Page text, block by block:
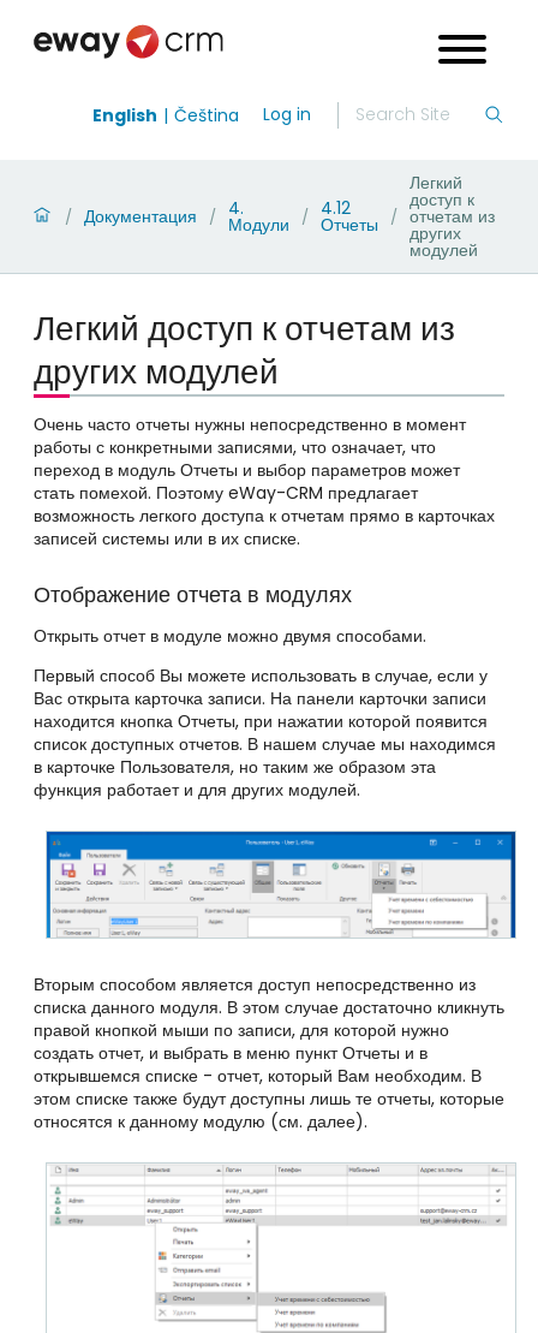
English Čeština Log in
/ Документация / 4.
Модули / 4.12
Отчеты /
Легкий
доступ к
отчетам из
других
модулей
Легкий доступ к отчетам из
других модулей
Очень часто отчеты нужны непосредственно в момент
работы с конкретными записями, что означает, что
переход в модуль Отчеты и выбор параметров может
стать помехой. Поэтому eWay-CRM предлагает
возможность легкого доступа к отчетам прямо в карточках
записей системы или в их списке.
Отображение отчета в модулях
Открыть отчет в модуле можно двумя способами.
Первый способ Вы можете использовать в случае, если у
Вас открыта карточка записи. На панели карточки записи
находится кнопка Отчеты, при нажатии которой появится
список доступных отчетов. В нашем случае мы находимся
в карточке Пользователя, но таким же образом эта
функция работает и для других модулей.
Вторым способом является доступ непосредственно из
списка данного модуля. В этом случае достаточно кликнуть
правой кнопкой мыши по записи, для которой нужно
создать отчет, и выбрать в меню пункт Отчеты и в
открывшемся списке - отчет, который Вам необходим. В
этом списке также будут доступны лишь те отчеты, которые
относятся к данному модулю (см. далее).